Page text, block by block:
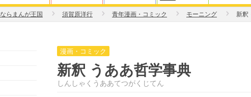
らまんが王国 須賀原洋行 青年漫画・コミック モーニング 新釈
漫画・コミック
新釈 うああ哲学事典
しんしゃくうああてつがくじてん